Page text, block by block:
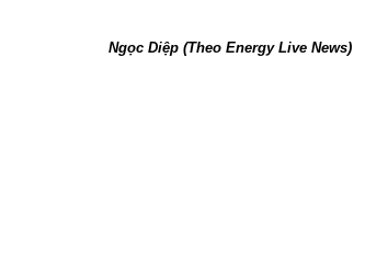
Ngọc Diệp (Theo Energy Live News)